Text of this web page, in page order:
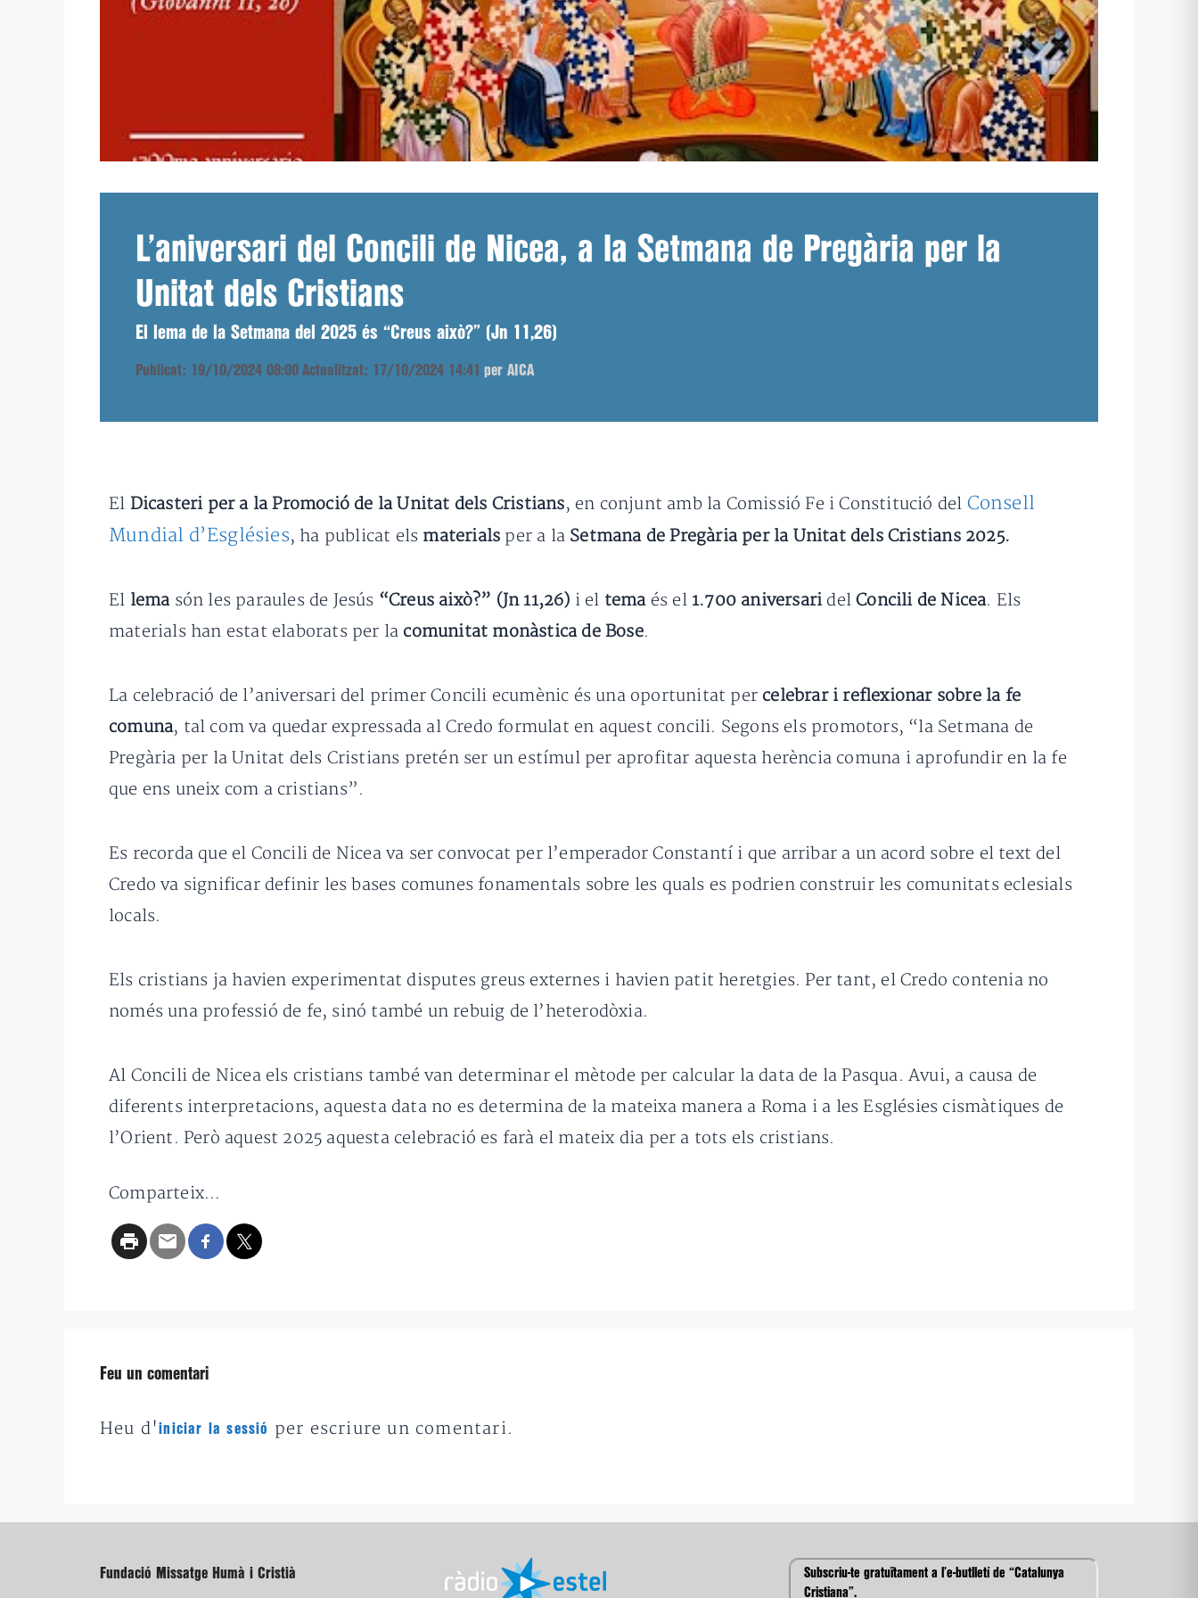
L’aniversari del Concili de Nicea, a la Setmana de Pregària per la
Unitat dels Cristians
El lema de la Setmana del 2025 és “Creus això?” (Jn 11,26)
Publicat: 19/10/2024 08:00 Actualitzat: 17/10/2024 14:41 per AICA
El Dicasteri per a la Promoció de la Unitat dels Cristians, en conjunt amb la Comissió Fe i Constitució del Consell
Mundial d’Esglésies, ha publicat els materials per a la Setmana de Pregària per la Unitat dels Cristians 2025.
El lema són les paraules de Jesús “Creus això?” (Jn 11,26) i el tema és el 1.700 aniversaridelConcili de Nicea. Els
materials han estat elaborats per la comunitat monàstica de Bose.
La celebració de l’aniversari del primer Concili ecumènic és una oportunitat per celebrar i reflexionar sobre la fe
comuna, tal com va quedar expressada al Credo formulat en aquest concili. Segons els promotors, “la Setmana de
Pregària per la Unitat dels Cristians pretén ser un estímul per aprofitar aquesta herència comuna i aprofundir en la fe
que ens uneix com a cristians”.
Es recorda que el Concili de Nicea va ser convocat per l’emperador Constantí i que arribar a un acord sobre el text del
Credo va significar definir les bases comunes fonamentals sobre les quals es podrien construir les comunitats eclesials
locals.
Els cristians ja havien experimentat disputes greus externes i havien patit heretgies. Per tant, el Credo contenia no
només una professió de fe, sinó també un rebuig de l’heterodòxia.
Al Concili de Nicea els cristians també van determinar el mètode per calcular la data de la Pasqua. Avui, a causa de
diferents interpretacions, aquesta data no es determina de la mateixa manera a Roma i a les Esglésies cismàtiques de
l’Orient. Però aquest 2025 aquesta celebració es farà el mateix dia per a tots els cristians.
Comparteix...
Feu un comentari
Heu d'iniciar la sessió per escriure un comentari.
Fundació Missatge Humà i Cristià
Subscriu-te gratuïtament a l’e-butlletí de “Catalunya
Cristiana”.